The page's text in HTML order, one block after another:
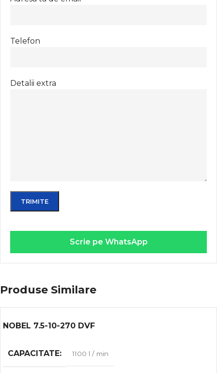
Telefon
Detalii extra
Scrie pe WhatsApp
Produse Similare
NOBEL 7.5-10-270 DVF
CAPACITATE 1100 l / min